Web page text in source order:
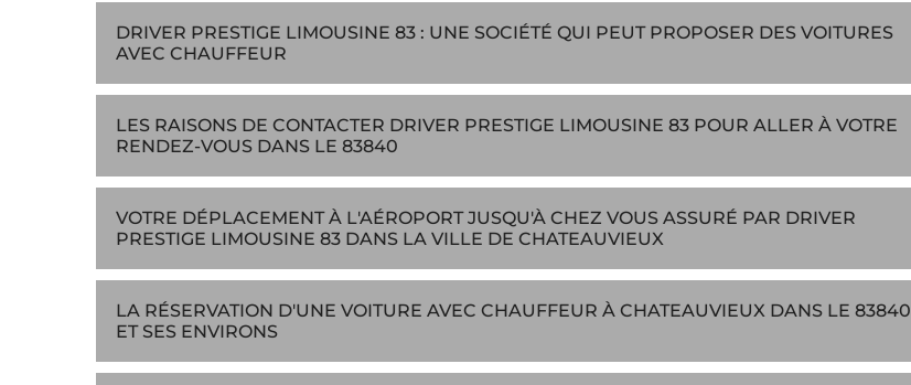
DRIVER PRESTIGE LIMOUSINE 83 : UNE SOCIÉTÉ QUI PEUT PROPOSER DES VOITURES
AVEC CHAUFFEUR
LES RAISONS DE CONTACTER DRIVER PRESTIGE LIMOUSINE 83 POUR ALLER À VOTRE
RENDEZ-VOUS DANS LE 83840
VOTRE DÉPLACEMENT À L'AÉROPORT JUSQU'À CHEZ VOUS ASSURÉ PAR DRIVER
PRESTIGE LIMOUSINE 83 DANS LA VILLE DE CHATEAUVIEUX
LA RÉSERVATION D'UNE VOITURE AVEC CHAUFFEUR À CHATEAUVIEUX DANS LE 83840
ET SES ENVIRONS